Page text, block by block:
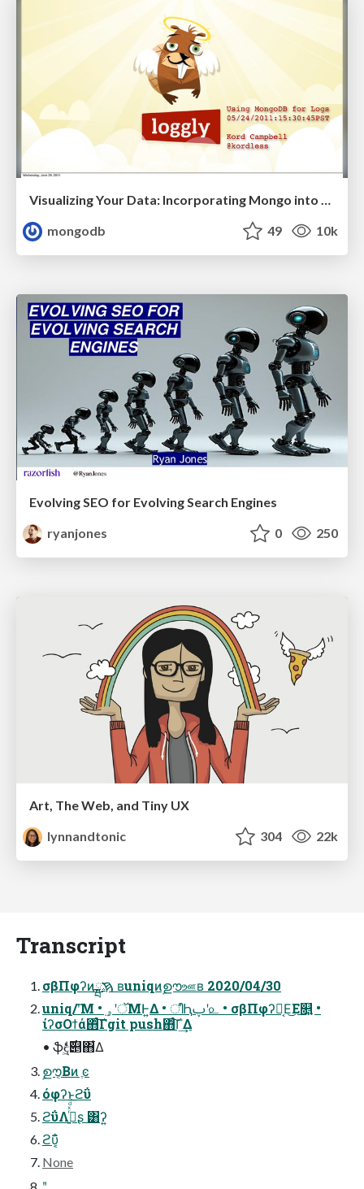
Visualizing Your Data: Incorporating Mongo into Loggly Infrastructure
mongodb
49 10k
Evolving SEO for Evolving Search Engines
ryanjones
0 250
Art, The Web, and Tiny UX
lynnandtonic
304 22k
Transcript
σβΠφʔͷࠇྺ࢙ ʙuniqͷࣦഊஊʙ 2020/04/30
uniq/͏ʹ͞Μ • ࡛ۄʹॅΜͰ͍Δ • ീԦࢠʹ௨͏ • σβΠφʔྺ͔Ε͜Ε௕͍ •
ίʔσΟϯά΋ͨ͠Γgit push΋ͨ͠Γ͢Δ
• ֆඳ͖ͩͬͨ࣌୅΋͋Δ
ࣦഊ͔Βͷ ֶͼ
όφʔͱϩΰ
ϩΰΛ࡞͍ͬͯͩ͘͞ʂ ͸ʔ͍
ϩΰ͔͊
None